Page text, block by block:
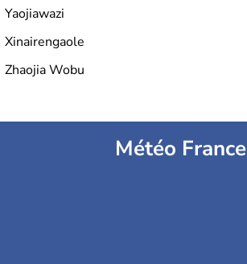
Yaojiawazi
Xinairengaole
Zhaojia Wobu
Météo France